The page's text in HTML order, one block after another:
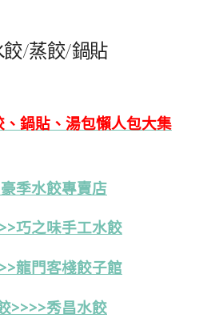
/蒸餃/鍋貼
鍋貼、湯包懶人包大集
季水餃專賣店
巧之味手工水餃
龍門客棧餃子館
>>>>秀昌水餃